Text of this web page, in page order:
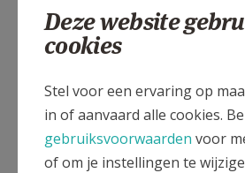
Deze website
cookies
Stel voor een ervaring op
in of aanvaard alle cookies.
gebruiksvoorwaarden voor
of om je instellingen te